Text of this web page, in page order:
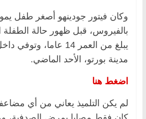
وكان فيتور جودينهو أصغر طفل
بالفيروس، قبل ظهور حالة الطفلة
يبلغ من العمر 14
مدينة بورتو، الأحد الماضي.
اضغط هنا
لم يكن التلميذ يعاني من أي